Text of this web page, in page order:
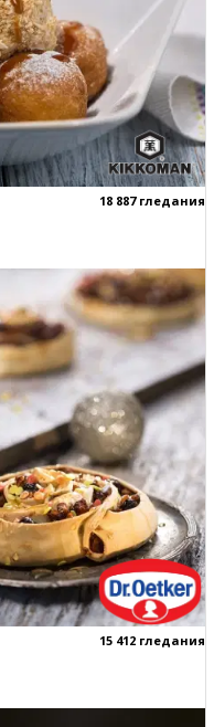
18 887 гледания
15 412 гледания